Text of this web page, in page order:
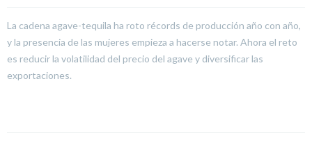
La cadena agave-tequila ha roto récords de producción año con año,
y la presencia de las mujeres empieza a hacerse notar. Ahora el reto
es reducir la volatilidad del precio del agave y diversificar las
exportaciones.